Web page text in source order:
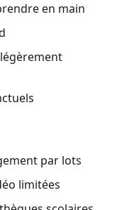
en main
par lots
limitées